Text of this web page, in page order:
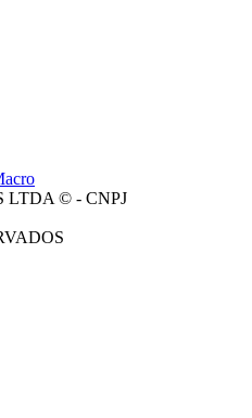
LTDA © - CNPJ